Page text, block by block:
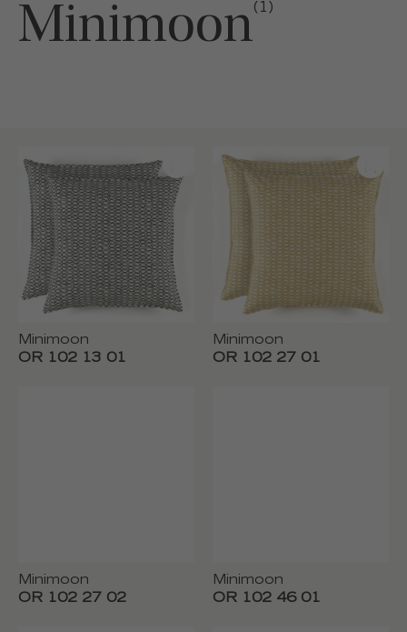
Minimoon(1)
Minimoon
OR 102 13 01
Minimoon
OR 102 27 01
Minimoon
OR 102 27 02
Minimoon
OR 102 46 01